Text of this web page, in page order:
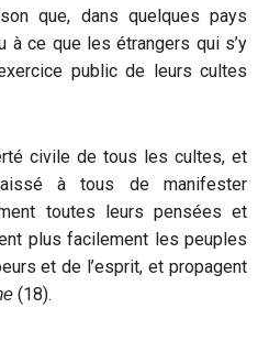
que, dans quelques pays
à ce que les étrangers qui s’y
public de leurs cultes
civile de tous les cultes, et
à tous de manifester
toutes leurs pensées et
plus facilement les peuples
et de l’esprit, et propagent
(18).